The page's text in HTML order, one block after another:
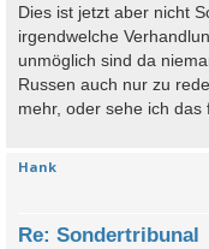
Dies ist jetzt aber nicht
irgendwelche
unmöglich sind da
Russen auch nur zu
mehr, oder sehe ich das
Hank
Re: Sondertribunal